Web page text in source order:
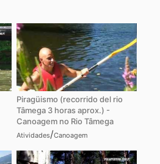
Piragüismo (recorrido del rio
Tâmega 3 horas aprox.) -
Canoagem no Rio Tâmega
Atividades/Canoagem